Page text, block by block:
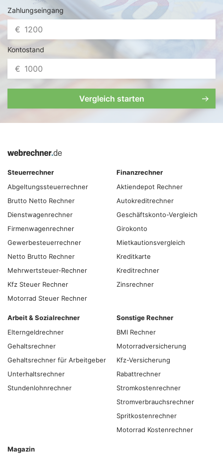
Zahlungseingang
€
Kontostand
€
Vergleich starten
Steuerrechner
Abgeltungs­steuer­rechner
Brutto Netto Rechner
Dienstwagenrechner
Firmenwagenrechner
Gewerbesteuerrechner
Netto Brutto Rechner
Mehrwertsteuer-Rechner
Kfz Steuer Rechner
Motorrad Steuer Rechner
Finanzrechner
Aktiendepot Rechner
Autokreditrechner
Geschäftskonto-Vergleich
Girokonto
Mietkautionsvergleich
Kreditkarte
Kreditrechner
Zinsrechner
Arbeit & Sozialrechner
Elterngeldrechner
Gehaltsrechner
Gehaltsrechner für Arbeitgeber
Unterhaltsrechner
Stundenlohnrechner
Sonstige Rechner
BMI Rechner
Motorradversicherung
Kfz-Versicherung
Rabattrechner
Stromkostenrechner
Stromverbrauchsrechner
Spritkostenrechner
Motorrad Kostenrechner
Magazin